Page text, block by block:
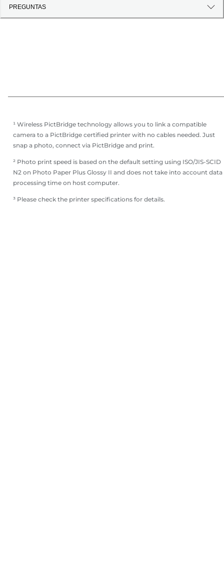
PREGUNTAS
¹ Wireless PictBridge technology allows you to link a compatible
camera to a PictBridge certified printer with no cables needed. Just
snap a photo, connect via PictBridge and print.
² Photo print speed is based on the default setting using ISO/JIS-SCID
N2 on Photo Paper Plus Glossy II and does not take into account data
processing time on host computer.
³ Please check the printer specifications for details.